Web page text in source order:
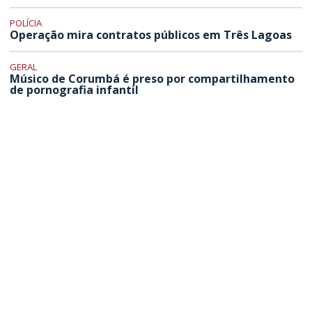
POLÍCIA
Operação mira contratos públicos em Três Lagoas
GERAL
Músico de Corumbá é preso por compartilhamento
de pornografia infantil